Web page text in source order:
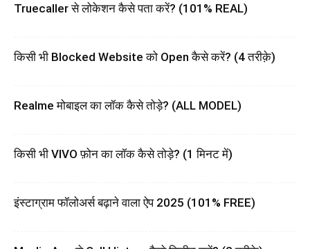
Truecaller से लोकेशन कैसे पता करें? (101% REAL)
किसी भी Blocked Website को Open कैसे करें? (4 तरीक़े)
Realme मोबाइल का लॉक कैसे तोड़े? (ALL MODEL)
किसी भी VIVO फ़ोन का लॉक कैसे तोड़े? (1 मिनट में)
इंस्टाग्राम फॉलोअर्स बढ़ाने वाला ऐप 2025 (101% FREE)